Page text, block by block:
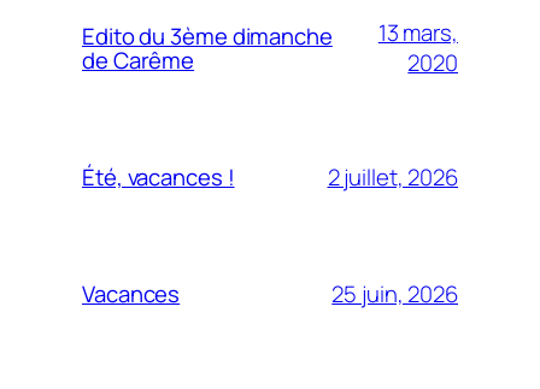
Edito du 3ème dimanche
de Carême
13 mars,
2020
Été, vacances ! 2 juillet, 2026
Vacances 25 juin, 2026